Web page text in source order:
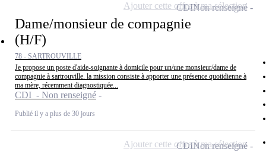
Dame/monsieur de compagnie
(H/F)
78 - SARTROUVILLE
Je propose un poste d'aide-soignante à domicile pour un/une monsieur/dame de
compagnie à sartrouville. la mission consiste à apporter une présence quotidienne à
ma mère, récemment diagnostiquée...
CDI - Non renseigné
Publié il y a plus de 30 jours
CDINon renseigné
Ajouter cette offre à ma sélection
CDINon renseigné
Ajouter cette offre à ma sélection